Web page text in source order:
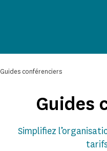
Guides conférenciers
Guides
Simplifiez